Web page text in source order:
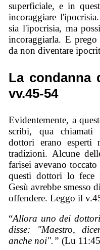
superficiale, e in
incoraggiare
sia l'ipocrisia, ma
incoraggiarla. E
da non diventare
La condanna
vv.45-54
Evidentemente, a
scribi, qua
dottori erano esperti
tradizioni. Alcune
farisei avevano
questi dottori lo fece
Gesù avrebbe smesso
offendere. Leggo il
“Allora uno dei
disse: "Maestro,
anche noi".” (Lu